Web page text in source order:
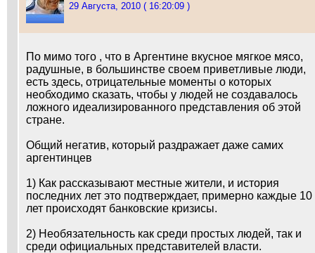
29 Августа, 2010 ( 16:20:09 )
По мимо того , что в Аргентине вкусное мягкое мясо,
радушные, в большинстве своем приветливые люди,
есть здесь, отрицательные моменты о которых
необходимо сказать, чтобы у людей не создавалось
ложного идеализированного представления об этой
стране.
Общий негатив, который раздражает даже самих
аргентинцев
1) Как рассказывают местные жители, и история
последних лет это подтверждает, примерно каждые 10
лет происходят банковские кризисы.
2) Необязательность как среди простых людей, так и
среди официальных представителей власти.